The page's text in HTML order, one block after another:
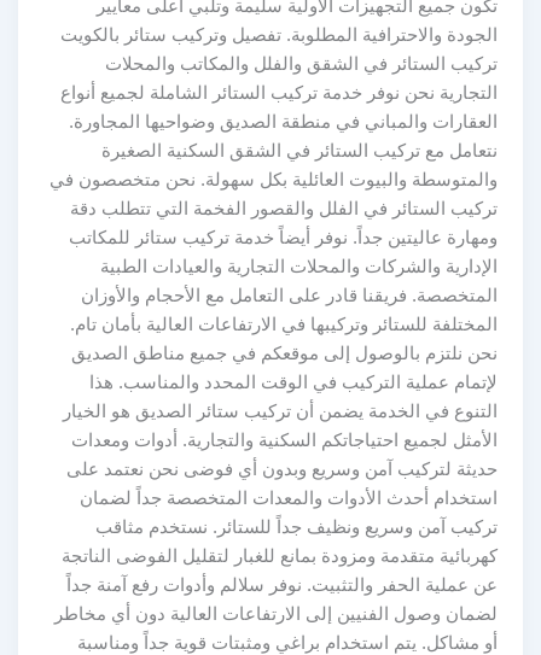
تكون جميع التجهيزات الأولية سليمة وتلبي أعلى معايير
الجودة والاحترافية المطلوبة. تفصيل وتركيب ستائر بالكويت
تركيب الستائر في الشقق والفلل والمكاتب والمحلات
التجارية نحن نوفر خدمة تركيب الستائر الشاملة لجميع أنواع
العقارات والمباني في منطقة الصديق وضواحيها المجاورة.
نتعامل مع تركيب الستائر في الشقق السكنية الصغيرة
والمتوسطة والبيوت العائلية بكل سهولة. نحن متخصصون في
تركيب الستائر في الفلل والقصور الفخمة التي تتطلب دقة
ومهارة عاليتين جداً. نوفر أيضاً خدمة تركيب ستائر للمكاتب
الإدارية والشركات والمحلات التجارية والعيادات الطبية
المتخصصة. فريقنا قادر على التعامل مع الأحجام والأوزان
المختلفة للستائر وتركيبها في الارتفاعات العالية بأمان تام.
نحن نلتزم بالوصول إلى موقعكم في جميع مناطق الصديق
لإتمام عملية التركيب في الوقت المحدد والمناسب. هذا
التنوع في الخدمة يضمن أن تركيب ستائر الصديق هو الخيار
الأمثل لجميع احتياجاتكم السكنية والتجارية. أدوات ومعدات
حديثة لتركيب آمن وسريع وبدون أي فوضى نحن نعتمد على
استخدام أحدث الأدوات والمعدات المتخصصة جداً لضمان
تركيب آمن وسريع ونظيف جداً للستائر. نستخدم مثاقب
كهربائية متقدمة ومزودة بمانع للغبار لتقليل الفوضى الناتجة
عن عملية الحفر والتثبيت. نوفر سلالم وأدوات رفع آمنة جداً
لضمان وصول الفنيين إلى الارتفاعات العالية دون أي مخاطر
أو مشاكل. يتم استخدام براغي ومثبتات قوية جداً ومناسبة